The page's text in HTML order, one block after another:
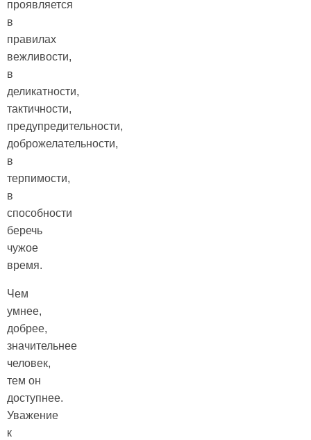
проявляется
в
правилах
вежливости,
в
деликатности,
тактичности,
предупредительности,
доброжелательности,
в
терпимости,
в
способности
беречь
чужое
время.
Чем
умнее,
добрее,
значительнее
человек,
тем он
доступнее.
Уважение
к